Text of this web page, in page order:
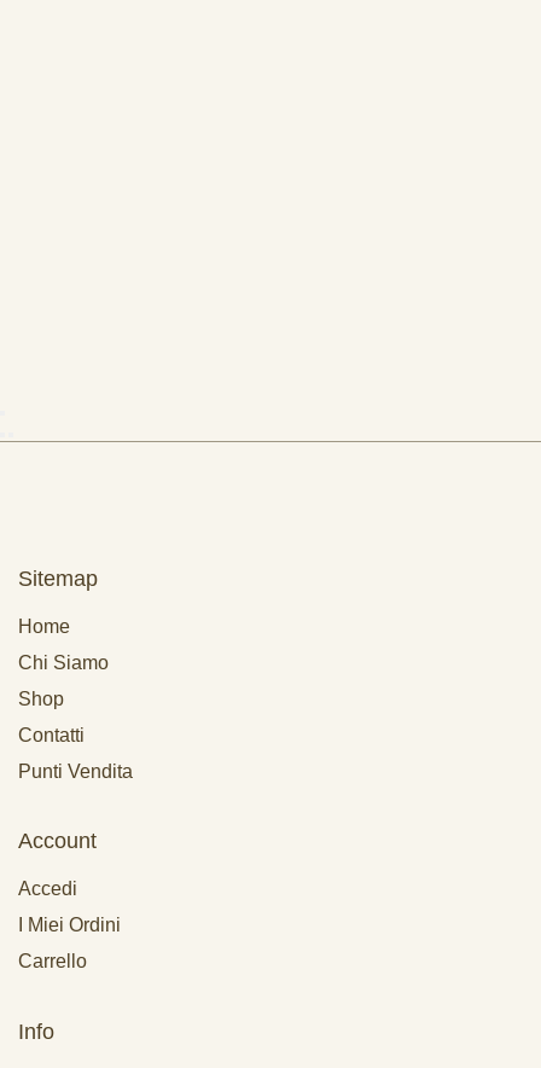
Sitemap
Home
Chi Siamo
Shop
Contatti
Punti Vendita
Account
Accedi
I Miei Ordini
Carrello
Info